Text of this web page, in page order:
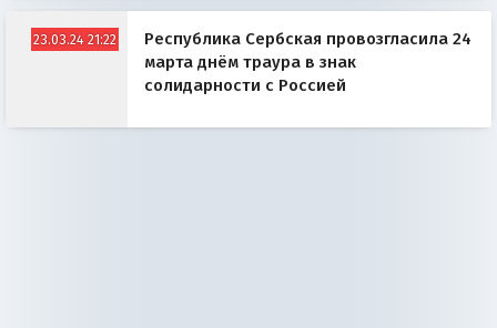
23.03.24 21:22
Республика Сербская провозгласила 24
марта днём траура в знак
солидарности с Россией